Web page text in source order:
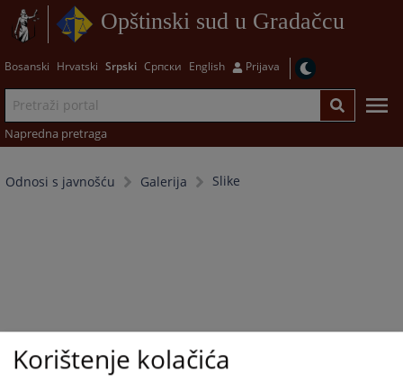
Opštinski sud u Gradačcu
Bosanski Hrvatski Srpski Српски English Prijava
Napredna pretraga
Odnosi s javnošću Galerija Slike
Korištenje kolačića